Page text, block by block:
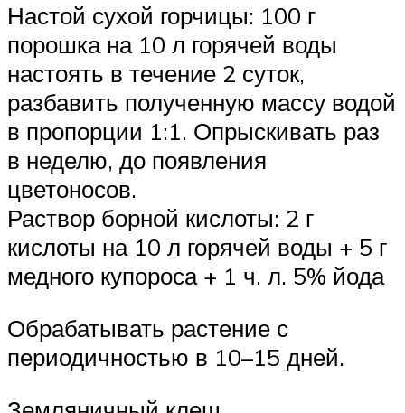
Настой сухой горчицы: 100 г
порошка на 10 л горячей воды
настоять в течение 2 суток,
разбавить полученную массу водой
в пропорции 1:1. Опрыскивать раз
в неделю, до появления
цветоносов.
Раствор борной кислоты: 2 г
кислоты на 10 л горячей воды + 5 г
медного купороса + 1 ч. л. 5% йода
Обрабатывать растение с
периодичностью в 10–15 дней.